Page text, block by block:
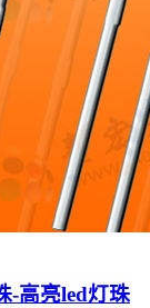
-高亮led灯珠